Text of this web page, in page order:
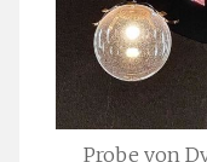
Probe von